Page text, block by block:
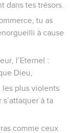
dans tes trésors.
tu as
à cause
l’Eternel :
Dieu,
les plus violents
à ta
comme ceux